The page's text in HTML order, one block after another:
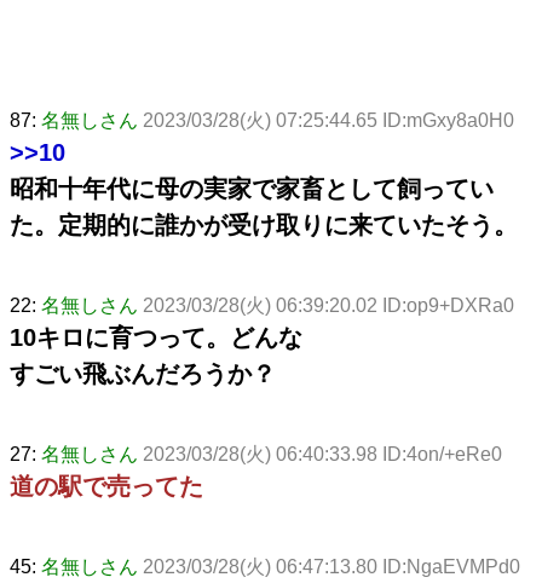
87: 名無しさん 2023/03/28(火) 07:25:44.65 ID:mGxy8a0H0
>>10
昭和十年代に母の実家で家畜として飼ってい
た。定期的に誰かが受け取りに来ていたそう。
22: 名無しさん 2023/03/28(火) 06:39:20.02 ID:op9+DXRa0
10キロに育つって。どんな
すごい飛ぶんだろうか？
27: 名無しさん 2023/03/28(火) 06:40:33.98 ID:4on/+eRe0
道の駅で売ってた
45: 名無しさん 2023/03/28(火) 06:47:13.80 ID:NgaEVMPd0